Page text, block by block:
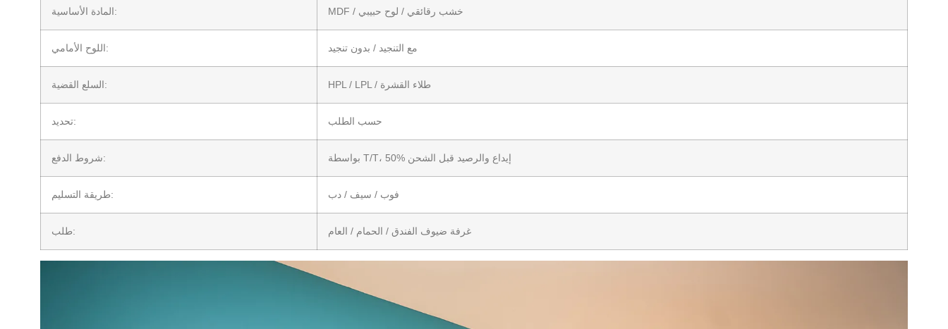
المادة الأساسية: MDF / خشب رقائقي / لوح حبيبي
اللوح الأمامي: مع التنجيد / بدون تنجيد
السلع القضية: HPL / LPL / طلاء القشرة
تحديد: حسب الطلب
شروط الدفع: بواسطة T/T، 50% إيداع والرصيد قبل الشحن
طريقة التسليم: فوب / سيف / دب
طلب: غرفة ضيوف الفندق / الحمام / العام